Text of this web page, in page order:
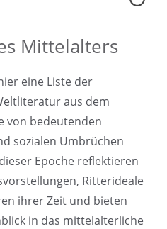
Mittelalters
eine Liste der
aus dem
von bedeutenden
sozialen Umbrüchen
Epoche reflektieren
Ritterideale
ihrer Zeit und bieten
in das mittelalterliche